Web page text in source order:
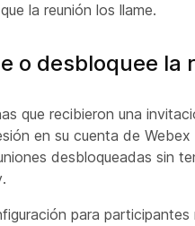
la reunión los llame.
o desbloquee la
que recibieron una
en su cuenta de Webex
desbloqueadas sin
para